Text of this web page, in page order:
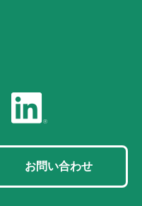
お問い合わせ